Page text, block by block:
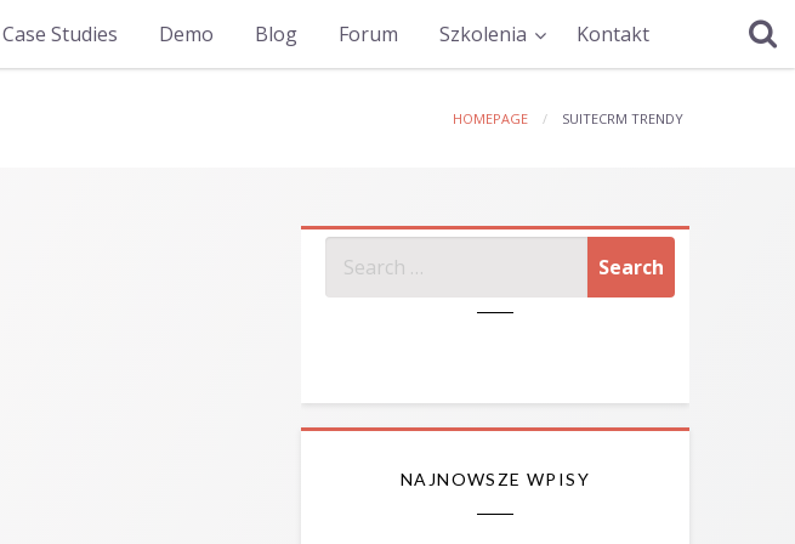
Case Studies Demo Blog Forum Szkolenia Kontakt
HOMEPAGE SUITECRM TRENDY
NAJNOWSZE WPISY